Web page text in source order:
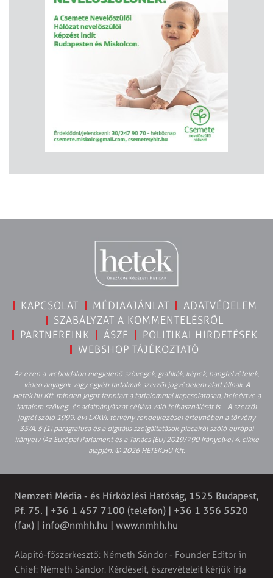
KAPCSOLAT MÉDIAAJÁNLAT
ADATVÉDELEM
SZABÁLYZAT A KOMMENTELÉSRŐL
PARTNEREINK
ÁSZF
POLITIKAI HIRDETÉSEK
WEBSHOP TÁJÉKOZTATÓ
Az ezen a weboldalon megjelenő szövegek, grafikák, képek, hangfelvételek,
video anyagok vagy egyéb tartalmak szerzői jogvédelem alatt állnak. A
Hetek.hu Kft. minden jogot fenntart a tartalommal kapcsolatosan, beleértve a
tartalom szöveg- és adatbányászat céljára való felhasználását is – A szerzői
jogról szóló 1999. évi LXXVI. törvény rendelkezései értelmében a törvény
35/A. § (1) paragrafusa és a digitális szolgáltatások piacairól szóló európai
irányelv (Az Európai Parlament és a Tanács (EU) 2019/790 Irányelve) 4. cikke
alapján. © 2026 HETEK.HU Kft.
Nemzeti Média - és Hírközlési Hatóság, 1525 Budapest,
Pf. 75. | +36 1 457 7100 (telefon) | +36 1 356 5520
(fax) | info@nmhh.hu | www.nmhh.hu
Alapító-főszerkesztő: Németh Sándor - Founder Editor in
Chief: Németh Sándor. Kérdéseit, észrevételeit kérjük írja